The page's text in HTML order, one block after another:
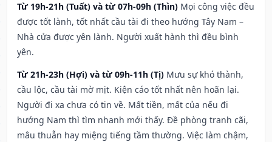
Từ 19h-21h (Tuất) và từ 07h-09h (Thìn) Mọi công việc đều
được tốt lành, tốt nhất cầu tài đi theo hướng Tây Nam –
Nhà cửa được yên lành. Người xuất hành thì đều bình
yên.
Từ 21h-23h (Hợi) và từ 09h-11h (Tị) Mưu sự khó thành,
cầu lộc, cầu tài mờ mịt. Kiện cáo tốt nhất nên hoãn lại.
Người đi xa chưa có tin về. Mất tiền, mất của nếu đi
hướng Nam thì tìm nhanh mới thấy. Đề phòng tranh cãi,
mâu thuẫn hay miệng tiếng tầm thường. Việc làm chậm,